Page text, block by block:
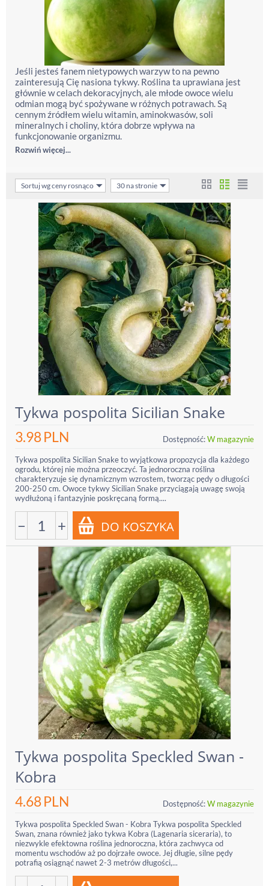
Jeśli jesteś fanem nietypowych warzyw to na pewno
zainteresują Cię nasiona tykwy. Roślina ta uprawiana jest
głównie w celach dekoracyjnych, ale młode owoce wielu
odmian mogą być spożywane w różnych potrawach. Są
cennym źródłem wielu witamin, aminokwasów, soli
mineralnych i choliny, która dobrze wpływa na
funkcjonowanie organizmu.
Rozwiń więcej...
Sortuj wg ceny rosnąco 30 na stronie
Tykwa pospolita Sicilian Snake
3.98PLN Dostępność:W magazynie
Tykwa pospolita Sicilian Snake to wyjątkowa propozycja dla każdego
ogrodu, której nie można przeoczyć. Ta jednoroczna roślina
charakteryzuje się dynamicznym wzrostem, tworząc pędy o długości
200-250 cm. Owoce tykwy Sicilian Snake przyciągają uwagę swoją
wydłużoną i fantazyjnie poskręcaną formą....
− +
Tykwa pospolita Speckled Swan -
Kobra
4.68PLN Dostępność:W magazynie
Tykwa pospolita Speckled Swan - Kobra Tykwa pospolita Speckled
Swan, znana również jako tykwa Kobra (Lagenaria siceraria), to
niezwykle efektowna roślina jednoroczna, która zachwyca od
momentu wschodów aż po dojrzałe owoce. Jej długie, silne pędy
potrafią osiągnąć nawet 2-3 metrów długości,...